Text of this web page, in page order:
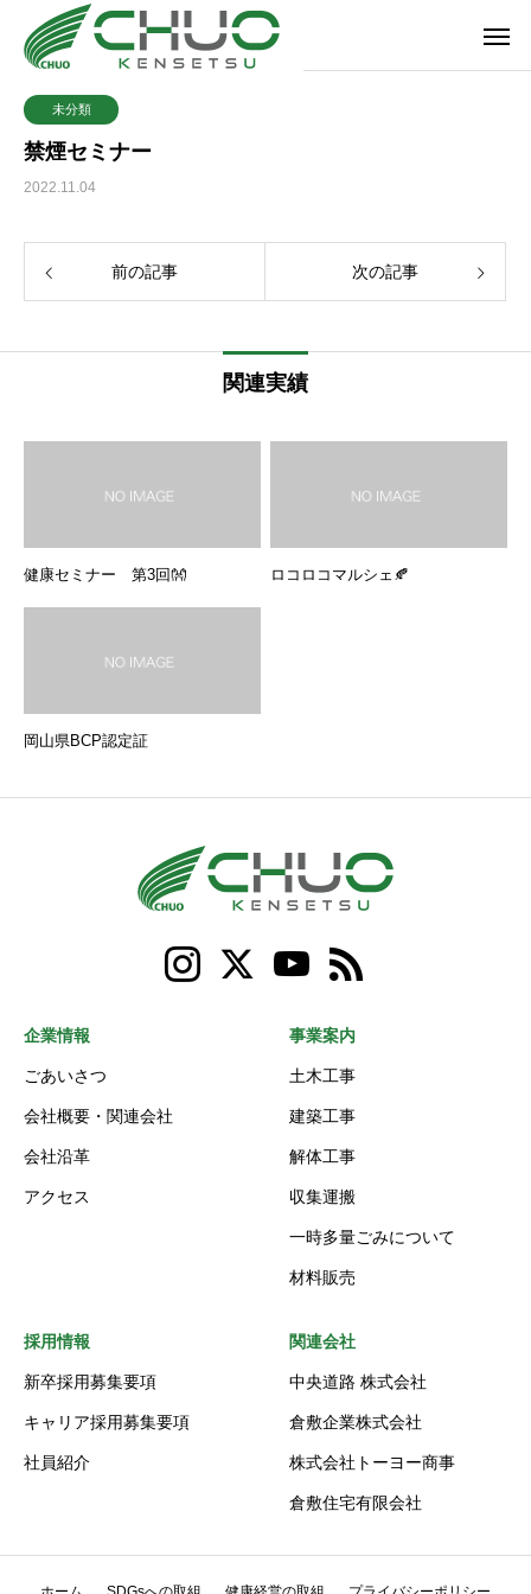
未分類
禁煙セミナー
2022.11.04
前の記事 次の記事
関連実績
健康セミナー 第3回👐 ロコロコマルシェ🍂
岡山県BCP認定証
企業情報
ごあいさつ
会社概要・関連会社
会社沿革
アクセス
事業案内
土木工事
建築工事
解体工事
収集運搬
一時多量ごみについて
材料販売
採用情報
新卒採用募集要項
キャリア採用募集要項
社員紹介
関連会社
中央道路 株式会社
倉敷企業株式会社
株式会社トーヨー商事
倉敷住宅有限会社